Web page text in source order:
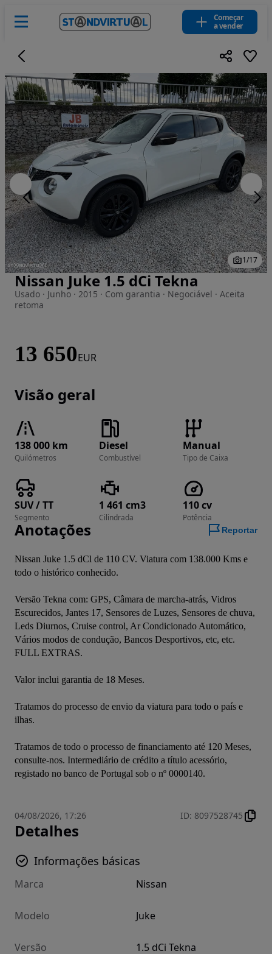
Começar
a vender
Imagem 1 de 17
1/17
Nissan Juke 1.5 dCi Tekna
Usado · Junho · 2015 · Com garantia · Negociável · Aceita
retoma
13 650EUR
Visão geral
138 000 km
Quilómetros
Diesel
Combustível
Manual
Tipo de Caixa
SUV / TT
Segmento
1 461 cm3
Cilindrada
110 cv
Potência
Anotações Reportar
Nissan Juke 1.5 dCl de 110 CV. Viatura com 138.000 Kms e
todo o histórico conhecido.
Versão Tekna com: GPS, Câmara de marcha-atrás, Vidros
Escurecidos, Jantes 17, Sensores de Luzes, Sensores de chuva,
Leds Diurnos, Cruise control, Ar Condicionado Automático,
Vários modos de condução, Bancos Desportivos, etc, etc.
FULL EXTRAS.
Valor inclui garantia de 18 Meses.
Tratamos do processo de envio da viatura para todo o país e
ilhas.
Tratamos de todo o processo de financiamento até 120 Meses,
consulte-nos. Intermediário de crédito a título acessório,
registado no banco de Portugal sob o nº 0000140.
04/08/2026, 17:26 ID: 8097528745
Detalhes
Informações básicas
Marca Nissan
Modelo Juke
Versão 1.5 dCi Tekna